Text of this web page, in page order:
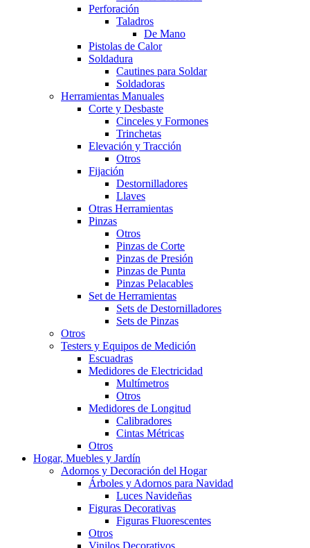
Perforación
Taladros
De Mano
Pistolas de Calor
Soldadura
Cautines para Soldar
Soldadoras
Herramientas Manuales
Corte y Desbaste
Cinceles y Formones
Trinchetas
Elevación y Tracción
Otros
Fijación
Destornilladores
Llaves
Otras Herramientas
Pinzas
Otros
Pinzas de Corte
Pinzas de Presión
Pinzas de Punta
Pinzas Pelacables
Set de Herramientas
Sets de Destornilladores
Sets de Pinzas
Otros
Testers y Equipos de Medición
Escuadras
Medidores de Electricidad
Multímetros
Otros
Medidores de Longitud
Calibradores
Cintas Métricas
Otros
Hogar, Muebles y Jardín
Adornos y Decoración del Hogar
Árboles y Adornos para Navidad
Luces Navideñas
Figuras Decorativas
Figuras Fluorescentes
Otros